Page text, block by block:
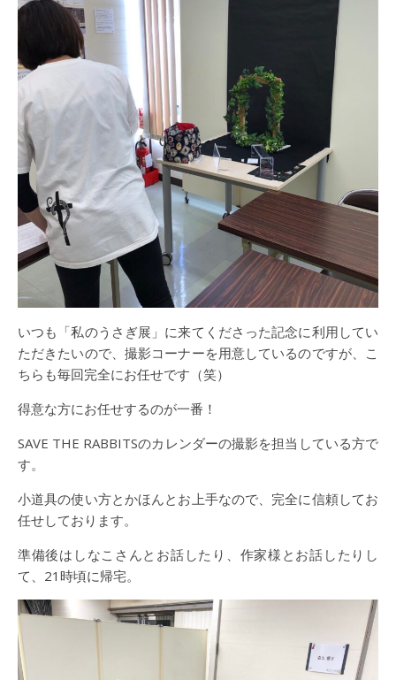
いつも「私のうさぎ展」に来てくださった記念に利用してい
ただきたいので、撮影コーナーを用意しているのですが、こ
ちらも毎回完全にお任せです（笑）
得意な方にお任せするのが一番！
SAVE THE RABBITSのカレンダーの撮影を担当している方で
す。
小道具の使い方とかほんとお上手なので、完全に信頼してお
任せしております。
準備後はしなこさんとお話したり、作家様とお話したりし
て、21時頃に帰宅。